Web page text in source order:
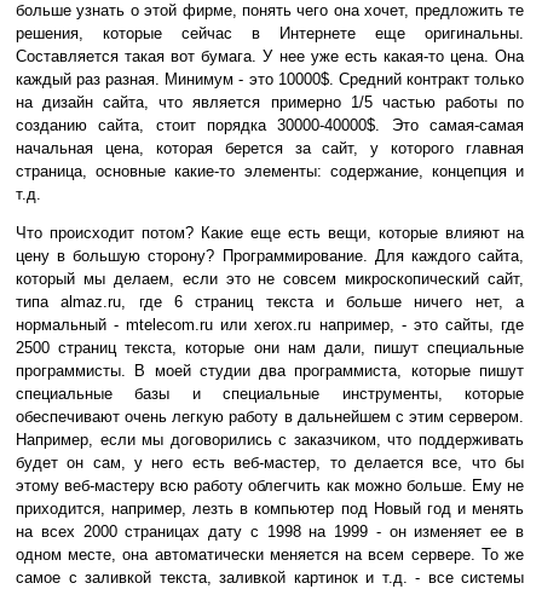
больше узнать о этой фирме, понять чего она хочет, предложить те
решения, которые сейчас в Интернете еще оригинальны.
Составляется такая вот бумага. У нее уже есть какая-то цена. Она
каждый раз разная. Минимум - это 10000$. Средний контракт только
на дизайн сайта, что является примерно 1/5 частью работы по
созданию сайта, стоит порядка 30000-40000$. Это самая-самая
начальная цена, которая берется за сайт, у которого главная
страница, основные какие-то элементы: содержание, концепция и
т.д.
Что происходит потом? Какие еще есть вещи, которые влияют на
цену в большую сторону? Программирование. Для каждого сайта,
который мы делаем, если это не совсем микроскопический сайт,
типа almaz.ru, где 6 страниц текста и больше ничего нет, а
нормальный - mtelecom.ru или xerox.ru например, - это сайты, где
2500 страниц текста, которые они нам дали, пишут специальные
программисты. В моей студии два программиста, которые пишут
специальные базы и специальные инструменты, которые
обеспечивают очень легкую работу в дальнейшем с этим сервером.
Например, если мы договорились с заказчиком, что поддерживать
будет он сам, у него есть веб-мастер, то делается все, что бы
этому веб-мастеру всю работу облегчить как можно больше. Ему не
приходится, например, лезть в компьютер под Новый год и менять
на всех 2000 страницах дату с 1998 на 1999 - он изменяет ее в
одном месте, она автоматически меняется на всем сервере. То же
самое с заливкой текста, заливкой картинок и т.д. - все системы